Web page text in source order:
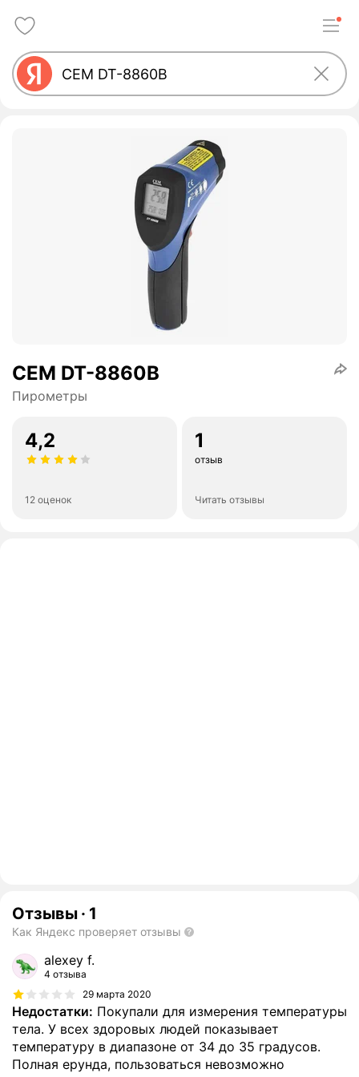
CEM DT-8860В
Пирометры
4,2
12 оценок
1
отзыв
Читать отзывы
Отзывы · 1
Как Яндекс проверяет отзывы
alexey f.
4 отзыва
29 марта 2020
Недостатки: Покупали для измерения температуры
тела. У всех здоровых людей показывает
температуру в диапазоне от 34 до 35 градусов.
Полная ерунда, пользоваться невозможно